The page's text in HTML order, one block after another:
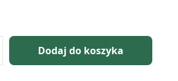
Dodaj do koszyka